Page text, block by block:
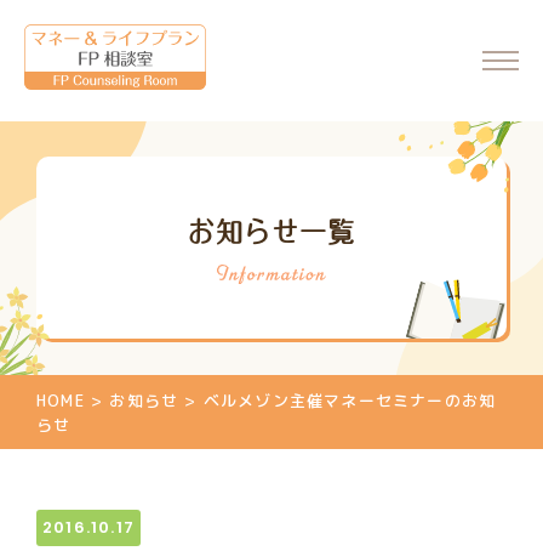
FP相談室について
ご相談・料金について
マネーセミナーのご案内
マネーセミナーの申込
相談申込
お知らせ一覧
HOME > お知らせ > ベルメゾン主催マネーセミナーのお知
らせ
2016.10.17